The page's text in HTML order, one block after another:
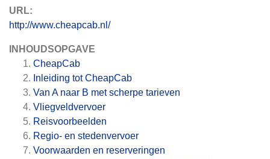
URL:
http://www.cheapcab.nl/
INHOUDSOPGAVE
CheapCab
Inleiding tot CheapCab
Van A naar B met scherpe tarieven
Vliegveldvervoer
Reisvoorbeelden
Regio- en stedenvervoer
Voorwaarden en reserveringen